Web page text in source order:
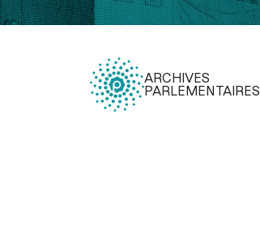
ARCHIVES
PARLEMENTAIRES